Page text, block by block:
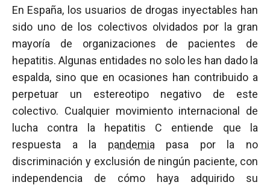
En España, los usuarios de drogas inyectables han
sido uno de los colectivos olvidados por la gran
mayoría de organizaciones de pacientes de
hepatitis. Algunas entidades no solo les han dado la
espalda, sino que en ocasiones han contribuido a
perpetuar un estereotipo negativo de este
colectivo. Cualquier movimiento internacional de
lucha contra la hepatitis C entiende que la
respuesta a la pandemia pasa por la no
discriminación y exclusión de ningún paciente, con
independencia de cómo haya adquirido su